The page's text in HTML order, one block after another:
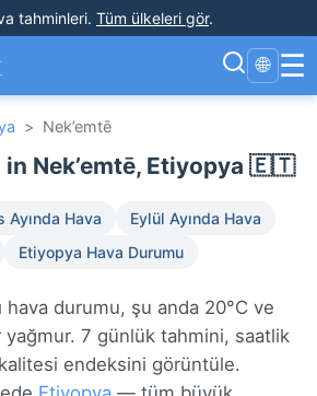
tahminleri. Tüm ülkeleri gör.
🌐 ☰
> Nek’emtē
in Nek’emtē, Etiyopya 🇪🇹
Ayında Hava
Eylül Ayında Hava
Etiyopya Hava Durumu
hava durumu, şu anda 20°C ve
yağmur. 7 günlük tahmini, saatlik
endeksini görüntüle.